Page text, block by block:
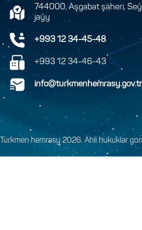
744000, Aşgabat şäheri,
jaýy
+993 12 34-45-48
+993 12 34-46-43
Türkmen hemrasy 2026. Ähli hukuklar